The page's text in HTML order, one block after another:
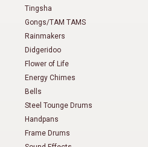
Tingsha
Gongs/TAM TAMS
Rainmakers
Didgeridoo
Flower of Life
Energy Chimes
Bells
Steel Tounge Drums
Handpans
Frame Drums